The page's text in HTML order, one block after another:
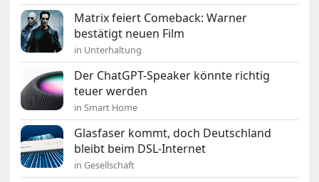
Matrix feiert Comeback: Warner
bestätigt neuen Film
in Unterhaltung
Der ChatGPT-Speaker könnte richtig
teuer werden
in Smart Home
Glasfaser kommt, doch Deutschland
bleibt beim DSL-Internet
in Gesellschaft